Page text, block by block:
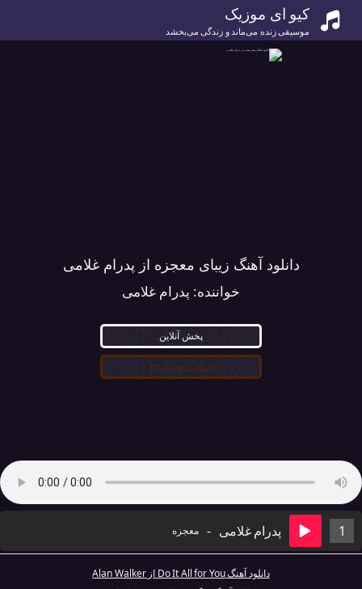
کیو ای موزیک
موسیقی زنده می‌ماند و زندگی می‌بخشد
دانلود آهنگ زیبای معجزه از پدرام غلامی
خواننده: پدرام غلامی
پخش آنلاین
دانلود کیفیت ۳۲۰
1 پدرام غلامی - معجزه
دانلود آهنگ Do It All for You از Alan Walker